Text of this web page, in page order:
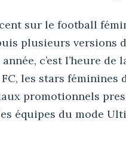
sur le football
plusieurs versions
c’est l’heure de
les stars
promotionnels
équipes du mode